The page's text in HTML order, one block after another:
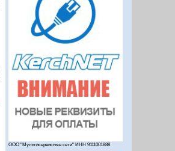
ООО "Мультисервисные сети" ИНН 9111001888